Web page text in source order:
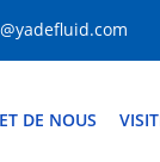
DE NOUS